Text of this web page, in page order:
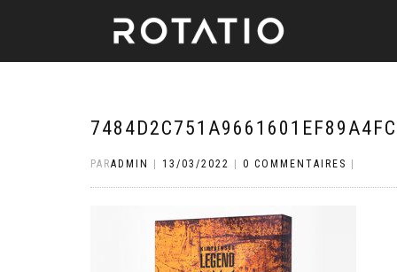
PARADMIN 13/03/2022 0 COMMENTAIRES